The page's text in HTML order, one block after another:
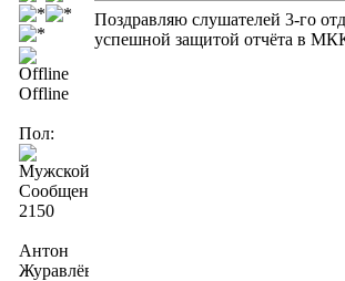
Offline
Пол:
Сообщений:
2150
Антон
Журавлёв
Поздравляю слушателей 3-го
успешной защитой отчёта в